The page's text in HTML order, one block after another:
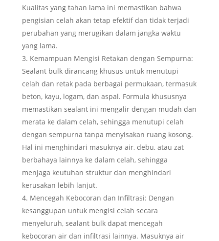
Kualitas yang tahan lama ini memastikan bahwa
pengisian celah akan tetap efektif dan tidak terjadi
perubahan yang merugikan dalam jangka waktu
yang lama.
Kemampuan Mengisi Retakan dengan Sempurna:
Sealant bulk dirancang khusus untuk menutupi
celah dan retak pada berbagai permukaan, termasuk
beton, kayu, logam, dan aspal. Formula khususnya
memastikan sealant ini mengalir dengan mudah dan
merata ke dalam celah, sehingga menutupi celah
dengan sempurna tanpa menyisakan ruang kosong.
Hal ini menghindari masuknya air, debu, atau zat
berbahaya lainnya ke dalam celah, sehingga
menjaga keutuhan struktur dan menghindari
kerusakan lebih lanjut.
Mencegah Kebocoran dan Infiltrasi: Dengan
kesanggupan untuk mengisi celah secara
menyeluruh, sealant bulk dapat mencegah
kebocoran air dan infiltrasi lainnya. Masuknya air